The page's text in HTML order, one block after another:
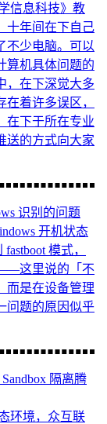
信息科技》教
十年间在下自己
不少电脑。可以
算机具体问题的
，在下深觉大多
着许多误区，
在下于所在专业
送的方式向大家
识别的问题
开机状态
模式，
这里说的「不
而是在设备管理
问题的原因似乎
隔离腾
环境，众互联